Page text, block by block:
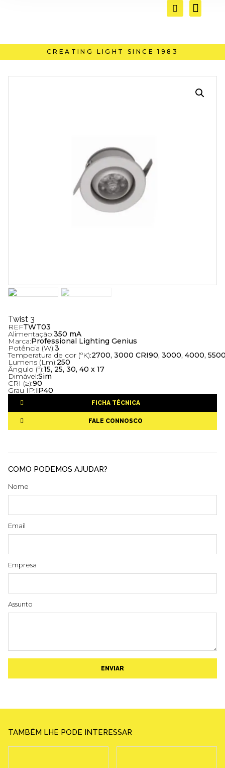
CREATING LIGHT SINCE 1983
Twist 3
REFTWT03
Alimentação:350 mA
Marca:Professional Lighting Genius
Potência (W):3
Temperatura de cor (ºK):2700, 3000 CRI90, 3000, 4000,
Lumens (Lm):250
Ângulo (º):15, 25, 30, 40 x 17
Dimável:Sim
CRI (≥):90
Grau IP:IP40
FICHA TÉCNICA
FALE CONNOSCO
COMO PODEMOS AJUDAR?
Nome
Email
Empresa
Assunto
ENVIAR
TAMBÉM LHE PODE INTERESSAR